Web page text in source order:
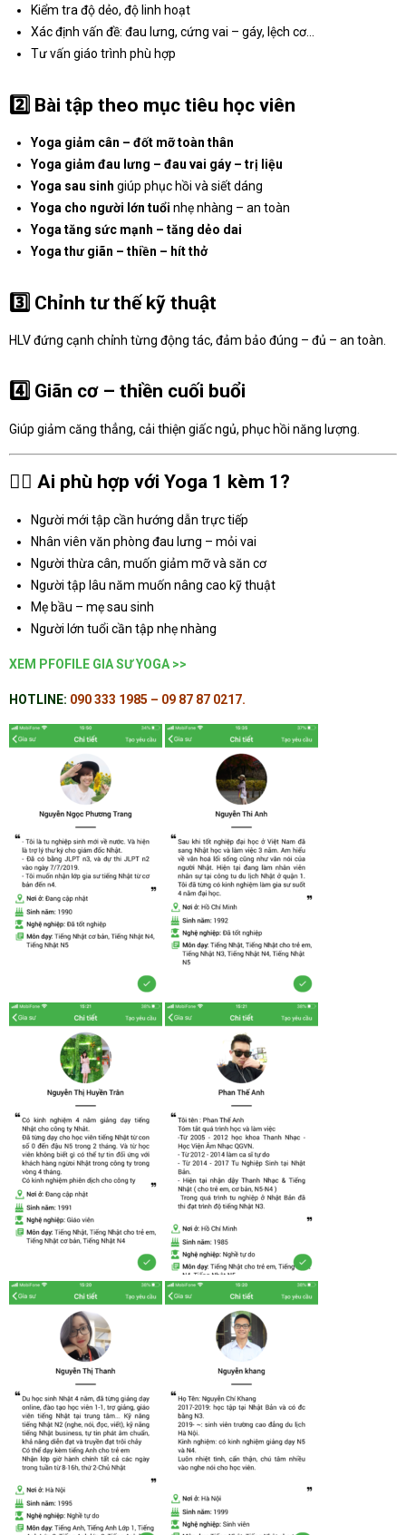
Kiểm tra độ dẻo, độ linh hoạt
Xác định vấn đề: đau lưng, cứng vai – gáy, lệch cơ…
Tư vấn giáo trình phù hợp
2️⃣ Bài tập theo mục tiêu học viên
Yoga giảm cân – đốt mỡ toàn thân
Yoga giảm đau lưng – đau vai gáy – trị liệu
Yoga sau sinh giúp phục hồi và siết dáng
Yoga cho người lớn tuổi nhẹ nhàng – an toàn
Yoga tăng sức mạnh – tăng dẻo dai
Yoga thư giãn – thiền – hít thở
3️⃣ Chỉnh tư thế kỹ thuật
HLV đứng cạnh chỉnh từng động tác, đảm bảo đúng – đủ – an toàn.
4️⃣ Giãn cơ – thiền cuối buổi
Giúp giảm căng thẳng, cải thiện giấc ngủ, phục hồi năng lượng.
🧘‍♀️ Ai phù hợp với Yoga 1 kèm 1?
Người mới tập cần hướng dẫn trực tiếp
Nhân viên văn phòng đau lưng – mỏi vai
Người thừa cân, muốn giảm mỡ và săn cơ
Người tập lâu năm muốn nâng cao kỹ thuật
Mẹ bầu – mẹ sau sinh
Người lớn tuổi cần tập nhẹ nhàng
XEM PFOFILE GIA SƯ YOGA >>
HOTLINE: 090 333 1985 – 09 87 87 0217.